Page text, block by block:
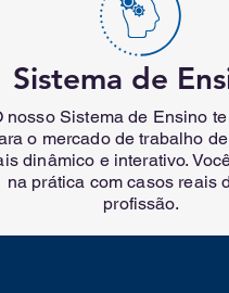
Sistema de
nosso Sistema de Ensino
o mercado de trabalho
dinâmico e interativo.
na prática com casos reais
profissão.